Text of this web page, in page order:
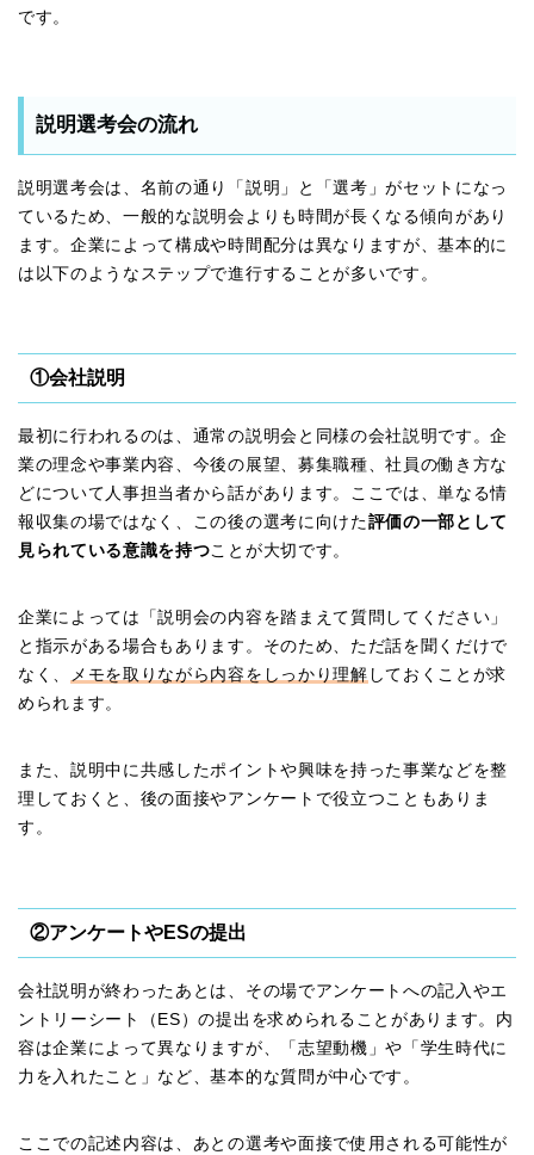
です。
説明選考会の流れ
説明選考会は、名前の通り「説明」と「選考」がセットになっ
ているため、一般的な説明会よりも時間が長くなる傾向があり
ます。企業によって構成や時間配分は異なりますが、基本的に
は以下のようなステップで進行することが多いです。
①会社説明
最初に行われるのは、通常の説明会と同様の会社説明です。企
業の理念や事業内容、今後の展望、募集職種、社員の働き方な
どについて人事担当者から話があります。ここでは、単なる情
報収集の場ではなく、この後の選考に向けた評価の一部として
見られている意識を持つことが大切です。
企業によっては「説明会の内容を踏まえて質問してください」
と指示がある場合もあります。そのため、ただ話を聞くだけで
なく、
メモを取りながら内容をしっかり理解 しておくことが求
められます。
また、説明中に共感したポイントや興味を持った事業などを整
理しておくと、後の面接やアンケートで役立つこともありま
す。
②アンケートやESの提出
会社説明が終わったあとは、その場でアンケートへの記入やエ
ントリーシート（ES）の提出を求められることがあります。内
容は企業によって異なりますが、「志望動機」や「学生時代に
力を入れたこと」など、基本的な質問が中心です。
ここでの記述内容は、あとの選考や面接で使用される可能性が